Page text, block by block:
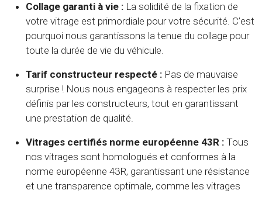
Collage garanti à vie : La solidité de la fixation de
votre vitrage est primordiale pour votre sécurité. C’est
pourquoi nous garantissons la tenue du collage pour
toute la durée de vie du véhicule.
Tarif constructeur respecté : Pas de mauvaise
surprise ! Nous nous engageons à respecter les prix
définis par les constructeurs, tout en garantissant
une prestation de qualité.
Vitrages certifiés norme européenne 43R : Tous
nos vitrages sont homologués et conformes à la
norme européenne 43R, garantissant une résistance
et une transparence optimale, comme les vitrages